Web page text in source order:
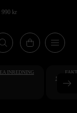
990 kr
INREDNING